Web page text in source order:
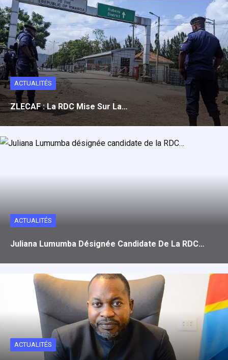
ACTUALITÉS
ZLECAF : La RDC Mise Sur La…
ACTUALITÉS
Juliana Lumumba Désignée Candidate De La RDC…
ACTUALITÉS